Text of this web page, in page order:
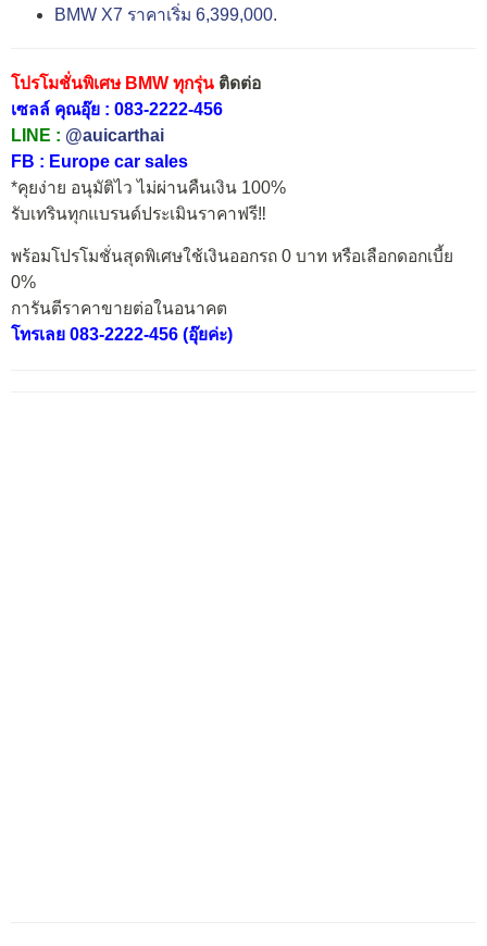
BMW X7 ราคาเริ่ม 6,399,000.
โปรโมชั่นพิเศษ BMW ทุกรุ่น ติดต่อ
เซลล์ คุณอุ๊ย : 083-2222-456
LINE : @auicarthai
FB : Europe car sales
*คุยง่าย อนุมัติไว ไม่ผ่านคืนเงิน 100%
รับเทรินทุกแบรนด์ประเมินราคาฟรี‼️
พร้อมโปรโมชั่นสุดพิเศษใช้เงินออกรถ 0 บาท หรือเลือกดอกเบี้ย
0%
การันตีราคาขายต่อในอนาคต
โทรเลย 083-2222-456 (อุ๊ยค่ะ)